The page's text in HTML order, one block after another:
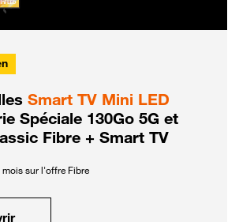
Smart TV Mini LED
Spéciale 130Go 5G et
Fibre + Smart TV
mois sur l'offre Fibre